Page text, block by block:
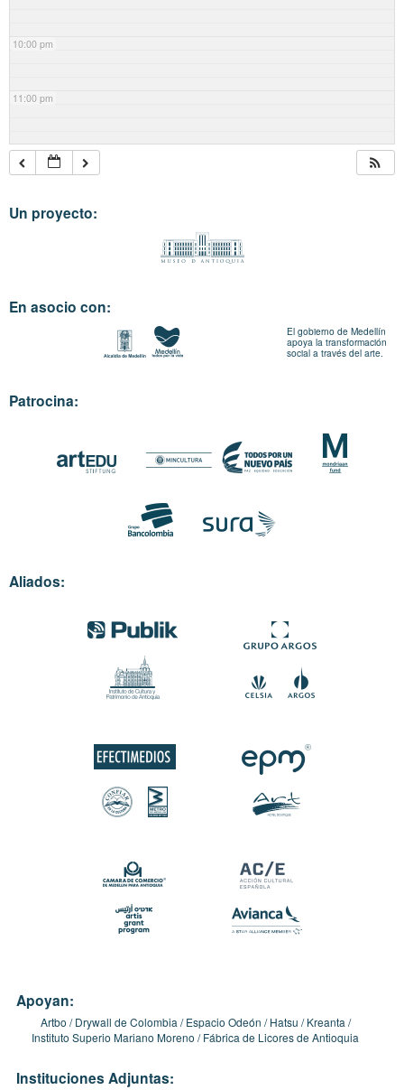
10:00 pm
11:00 pm
Un proyecto:
En asocio con:
El gobierno de Medellín
apoya la transformación
social a través del arte.
Patrocina:
Aliados:
Apoyan:
Artbo Drywall de Colombia Espacio Odeón Hatsu
Kreanta
Instituto Superio Mariano Moreno
Fábrica de Licores de Antioquia
Instituciones Adjuntas: